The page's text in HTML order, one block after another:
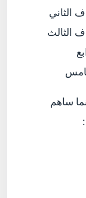
ساهم